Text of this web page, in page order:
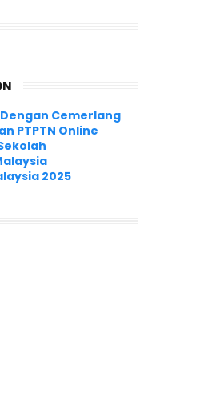
Dengan Cemerlang
PTPTN Online
2025